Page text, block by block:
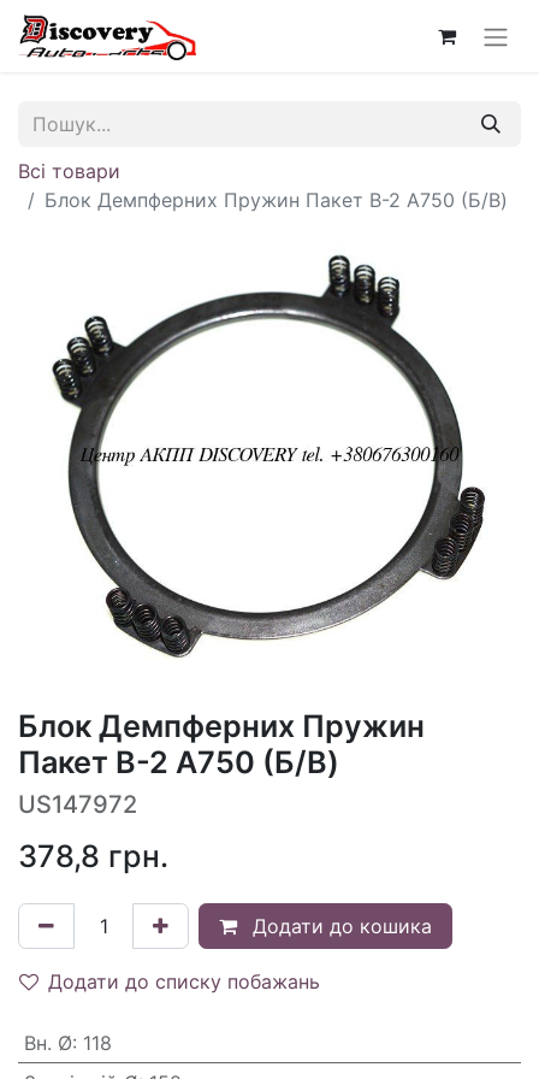
Всі товари
Блок Демпферних Пружин Пакет B-2 A750 (Б/В)
Блок Демпферних Пружин
Пакет B-2 A750 (Б/В)
US147972
378,8 грн.
Додати до кошика
Додати до списку побажань
Вн. Ø: 118